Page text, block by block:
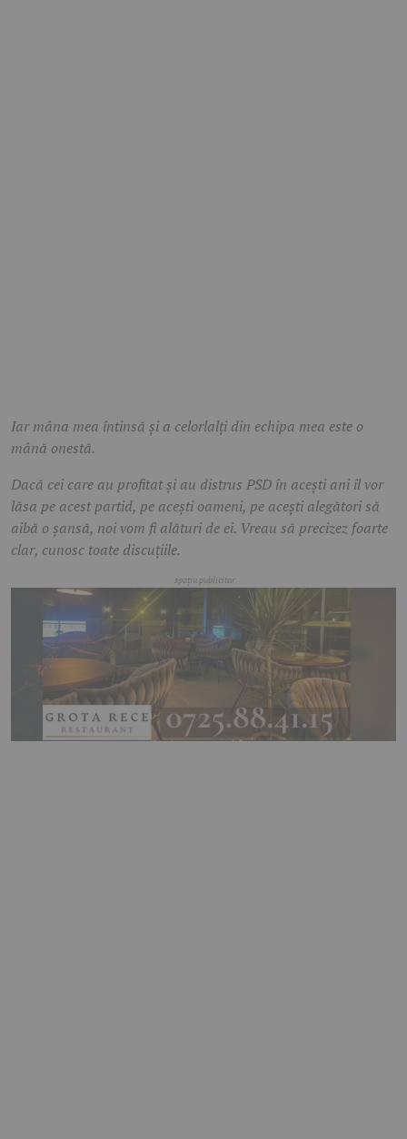
Iar mâna mea întinsă și a celorlalți din echipa mea este o
mână onestă.
Dacă cei care au profitat și au distrus PSD în acești ani îl vor
lăsa pe acest partid, pe acești oameni, pe acești alegători să
aibă o șansă, noi vom fi alături de ei. Vreau să precizez foarte
clar, cunosc toate discuțiile.